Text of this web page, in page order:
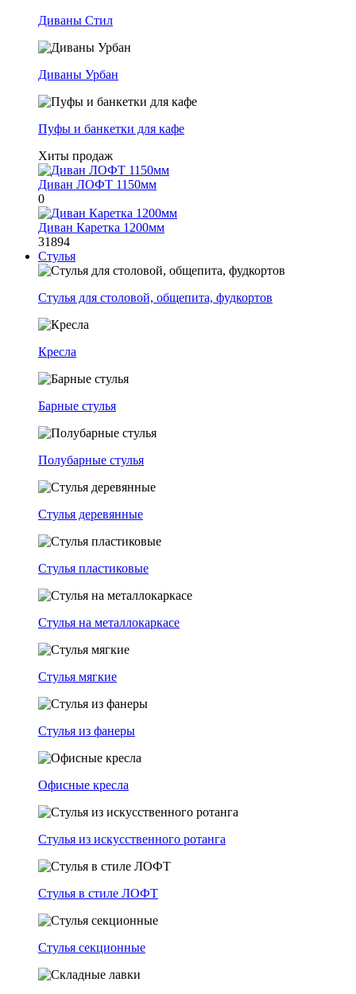
Диваны Стил
Диваны Урбан
Пуфы и банкетки для кафе
Хиты продаж
Диван ЛОФТ 1150мм
0
Диван Каретка 1200мм
31894
Стулья
Стулья для столовой, общепита, фудкортов
Кресла
Барные стулья
Полубарные стулья
Стулья деревянные
Стулья пластиковые
Стулья на металлокаркасе
Стулья мягкие
Стулья из фанеры
Офисные кресла
Стулья из искусственного ротанга
Стулья в стиле ЛОФТ
Стулья секционные